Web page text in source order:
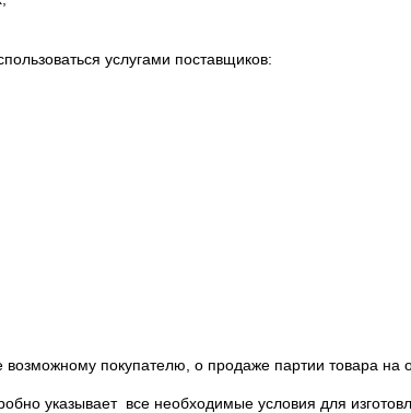
услугами поставщиков:
покупателю, о продаже партии товара на
указывает все необходимые условия для